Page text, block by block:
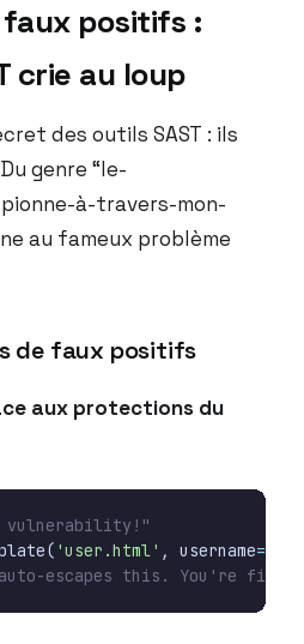
positifs :
crie au loup
des outils SAST : ils
genre “le-
à-travers-mon-
au fameux problème
de faux positifs
aux protections du
vulnerability!"
( 'user.html' , username=
escapes this. You're fine.